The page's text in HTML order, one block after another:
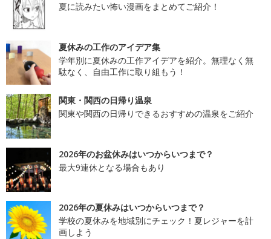
夏に読みたい怖い漫画をまとめてご紹介！
夏休みの工作のアイデア集
学年別に夏休みの工作アイデアを紹介。無理なく無
駄なく、自由工作に取り組もう！
関東・関西の日帰り温泉
関東や関西の日帰りできるおすすめの温泉をご紹介
2026年のお盆休みはいつからいつまで？
最大9連休となる場合もあり
2026年の夏休みはいつからいつまで？
学校の夏休みを地域別にチェック！夏レジャーを計
画しよう